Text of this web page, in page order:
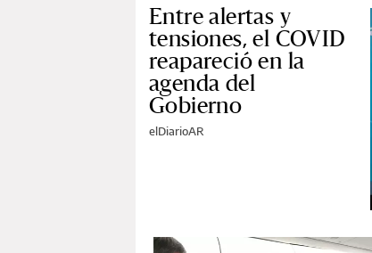
Entre alertas y
tensiones, el COVID
reapareció en la
agenda del
Gobierno
elDiarioAR